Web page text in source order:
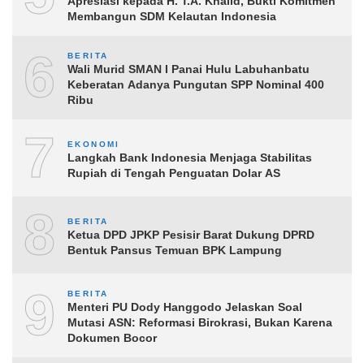
Membangun SDM Kelautan Indonesia
6 BERITA
Wali Murid SMAN I Panai Hulu Labuhanbatu
Keberatan Adanya Pungutan SPP Nominal 400
Ribu
7 EKONOMI
Langkah Bank Indonesia Menjaga Stabilitas
Rupiah di Tengah Penguatan Dolar AS
8 BERITA
Ketua DPD JPKP Pesisir Barat Dukung DPRD
Bentuk Pansus Temuan BPK Lampung
9 BERITA
Menteri PU Dody Hanggodo Jelaskan Soal
Mutasi ASN: Reformasi Birokrasi, Bukan Karena
Dokumen Bocor